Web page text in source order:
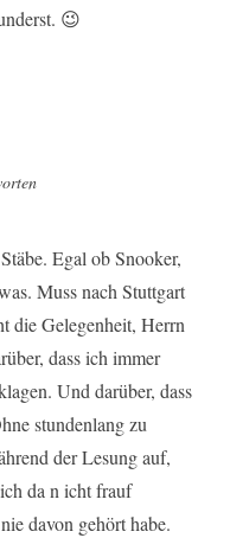
😉
Egal ob Snooker,
Muss nach Stuttgart
die Gelegenheit, Herrn
dass ich immer
Und darüber, dass
stundenlang zu
der Lesung auf,
da n icht frauf
davon gehört habe.